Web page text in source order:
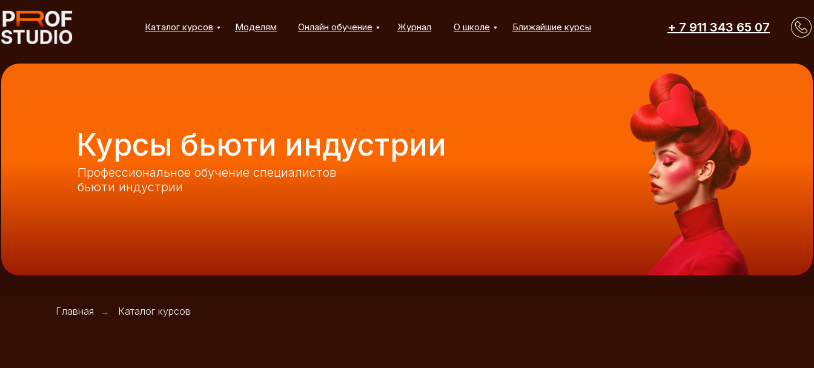
Моделям Онлайн обучение Журнал Ближайшие курсы
О школе + 7 911 343 65 07
Каталог курсов
Курсы бьюти индустрии
Профессиональное обучение специалистов
бьюти индустрии
Главная → Каталог курсов